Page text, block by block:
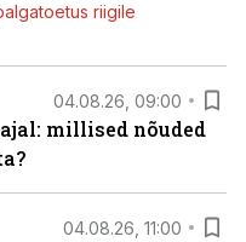
riigile
04.08.26, 09:00
millised nõuded
04.08.26, 11:00